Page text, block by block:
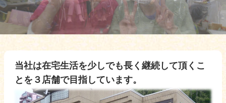
当社は在宅生活を少しでも長く継続して頂くこ
とを３店舗で目指しています。